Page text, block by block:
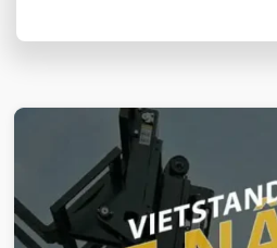
VIETSTANDARD VIỆT NAM
Xe-nang